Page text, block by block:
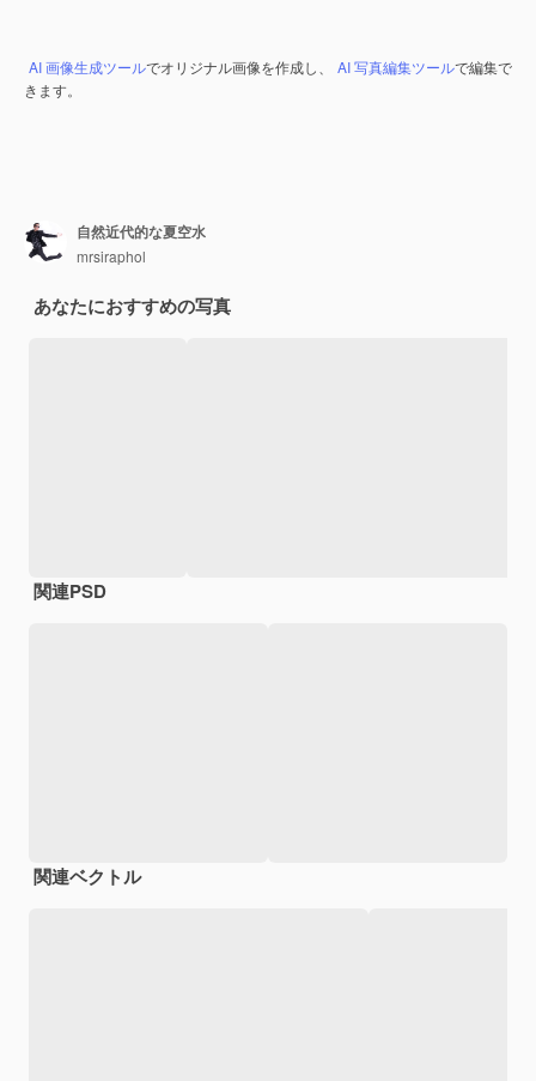
AI 画像生成ツールでオリジナル画像を作成し、 AI 写真編集ツールで編集で
きます。
自然近代的な夏空水
mrsiraphol
あなたにおすすめの写真
関連PSD
関連ベクトル